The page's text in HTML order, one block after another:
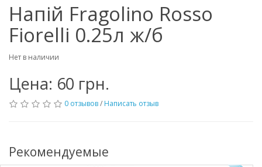
Напій Fragolino Rosso
Fiorelli 0.25л ж/б
Нет в наличии
Цена: 60 грн.
0 отзывов/ Написать отзыв
Рекомендуемые